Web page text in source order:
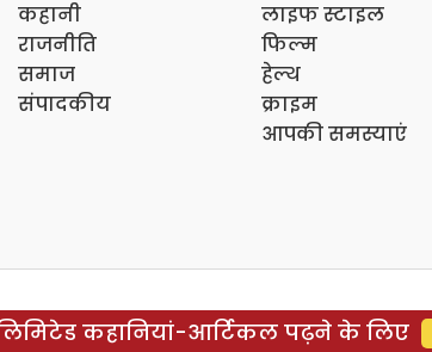
कहानी
राजनीति
समाज
संपादकीय
लाइफ स्टाइल
फिल्म
हेल्थ
क्राइम
आपकी समस्याएं
कहानियां-आर्टिकल पढ़ने के लिए